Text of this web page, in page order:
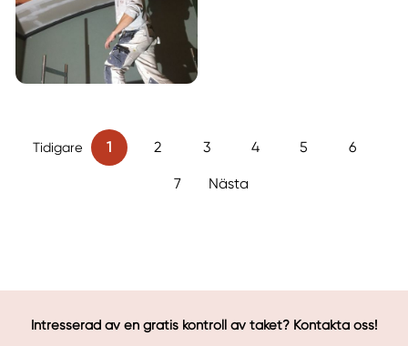
Tidigare 1 2 3 4 5 6
7 Nästa
Intresserad av en gratis kontroll av taket? Kontakta oss!